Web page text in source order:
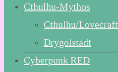
Cthulhu-Mythos
Cthulhu/Lovecraft
Drygolstadt
Cyberpunk RED